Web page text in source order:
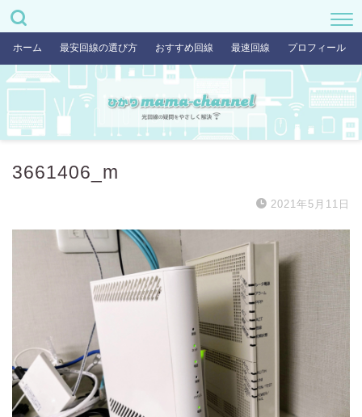
ホーム 最安回線の選び方 おすすめ回線 最速回線 プロフィール
3661406_m
2021年5月11日